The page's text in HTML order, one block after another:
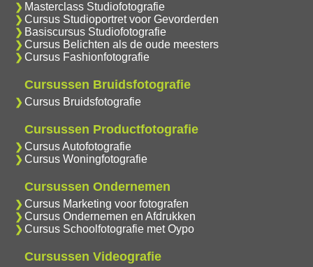
Masterclass Studiofotografie
Cursus Studioportret voor Gevorderden
Basiscursus Studiofotografie
Cursus Belichten als de oude meesters
Cursus Fashionfotografie
Cursussen Bruidsfotografie
Cursus Bruidsfotografie
Cursussen Productfotografie
Cursus Autofotografie
Cursus Woningfotografie
Cursussen Ondernemen
Cursus Marketing voor fotografen
Cursus Ondernemen en Afdrukken
Cursus Schoolfotografie met Oypo
Cursussen Videografie